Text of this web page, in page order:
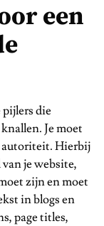
een
pijlers die
Je moet
autoriteit. Hierbij
je website,
zijn en moet
in blogs en
page titles,